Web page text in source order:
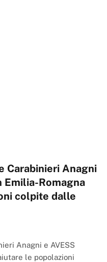
Carabinieri Anagni
Emilia-Romagna
colpite dalle
Anagni e AVESS
le popolazioni